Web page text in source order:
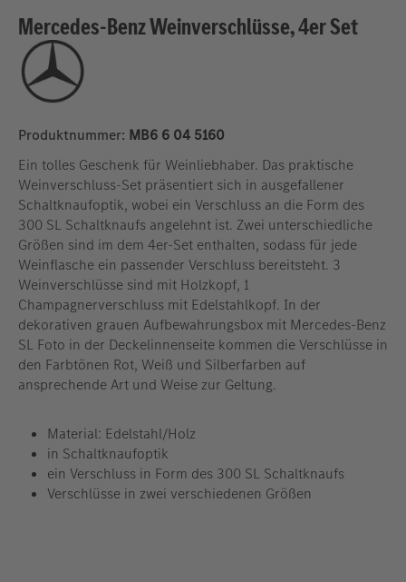
Mercedes-Benz Weinverschlüsse, 4er Set
Produktnummer: MB6 6 04 5160
Ein tolles Geschenk für Weinliebhaber. Das praktische
Weinverschluss-Set präsentiert sich in ausgefallener
Schaltknaufoptik, wobei ein Verschluss an die Form des
300 SL Schaltknaufs angelehnt ist. Zwei unterschiedliche
Größen sind im dem 4er-Set enthalten, sodass für jede
Weinflasche ein passender Verschluss bereitsteht. 3
Weinverschlüsse sind mit Holzkopf, 1
Champagnerverschluss mit Edelstahlkopf. In der
dekorativen grauen Aufbewahrungsbox mit Mercedes-Benz
SL Foto in der Deckelinnenseite kommen die Verschlüsse in
den Farbtönen Rot, Weiß und Silberfarben auf
ansprechende Art und Weise zur Geltung.
Material: Edelstahl/Holz
in Schaltknaufoptik
ein Verschluss in Form des 300 SL Schaltknaufs
Verschlüsse in zwei verschiedenen Größen